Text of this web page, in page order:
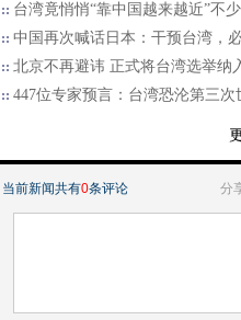
台湾竟悄悄“靠中国越来越近”不
中国再次喊话日本：干预台湾，
北京不再避讳 正式将台湾选举纳
447位专家预言：台湾恐沦第三次
当前新闻共有0条评论 分